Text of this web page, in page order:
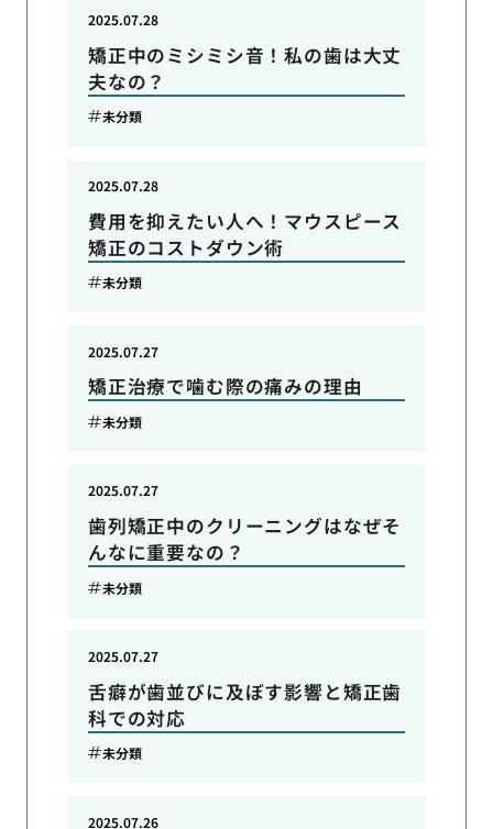
矯正中のミシミシ音！私の歯は大丈
夫なの？
2025.07.28
未分類
費用を抑えたい人へ！マウスピース
矯正のコストダウン術
2025.07.28
未分類
矯正治療で噛む際の痛みの理由
2025.07.27
未分類
歯列矯正中のクリーニングはなぜそ
んなに重要なの？
2025.07.27
未分類
舌癖が歯並びに及ぼす影響と矯正歯
科での対応
2025.07.27
未分類
2025.07.26